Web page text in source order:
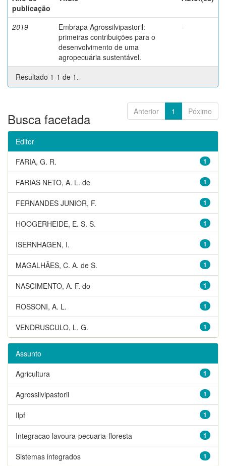
publicação
2019
Embrapa Agrossilvipastoril:
primeiras contribuições para o
desenvolvimento de uma
agropecuária sustentável.
-
Resultado 1-1 de 1.
Anterior 1 Póximo
Busca facetada
Editor
1
FARIA, G. R.
1
FARIAS NETO, A. L. de
1
FERNANDES JUNIOR, F.
1
HOOGERHEIDE, E. S. S.
1
ISERNHAGEN, I.
1
MAGALHÃES, C. A. de S.
1
NASCIMENTO, A. F. do
1
ROSSONI, A. L.
1
VENDRUSCULO, L. G.
Assunto
1
Agricultura
1
Agrossilvipastoril
1
Ilpf
1
Integracao lavoura-pecuaria-floresta
1
Sistemas integrados